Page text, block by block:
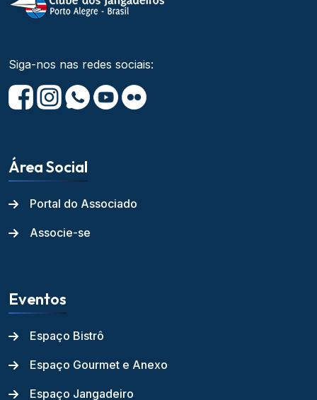
Siga-nos nas redes sociais:
Área Social
Portal do Associado
Associe-se
Eventos
Espaço Bistrô
Espaço Gourmet e Anexo
Espaço Jangadeiro